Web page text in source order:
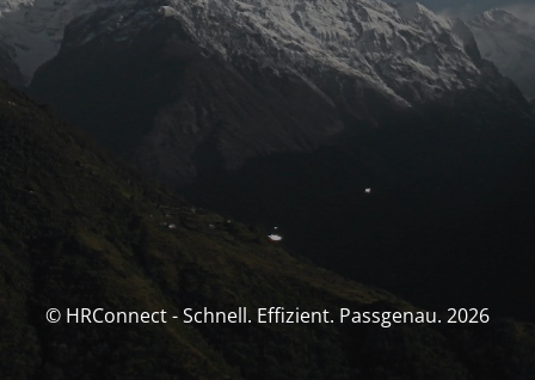
© HRConnect - Schnell. Effizient. Passgenau. 2026